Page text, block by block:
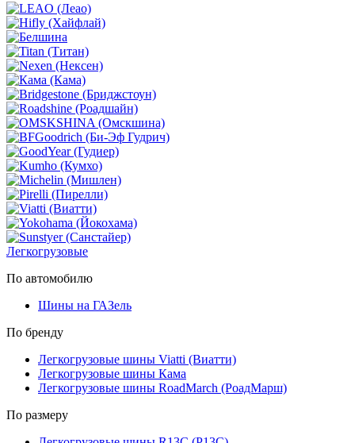
Легкогрузовые
По автомобилю
Шины на ГАЗель
По бренду
Легкогрузовые шины Viatti (Виатти)
Легкогрузовые шины Кама
Легкогрузовые шины RoadMarch (РоадМарш)
По размеру